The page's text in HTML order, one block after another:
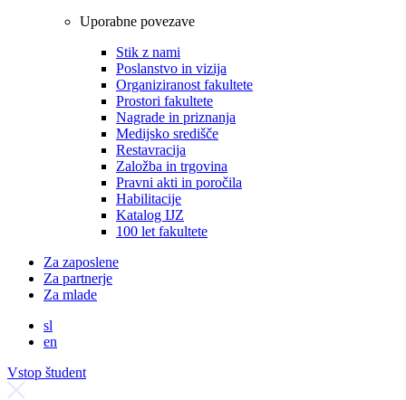
Uporabne povezave
Stik z nami
Poslanstvo in vizija
Organiziranost fakultete
Prostori fakultete
Nagrade in priznanja
Medijsko središče
Restavracija
Založba in trgovina
Pravni akti in poročila
Habilitacije
Katalog IJZ
100 let fakultete
Za zaposlene
Za partnerje
Za mlade
sl
en
Vstop študent